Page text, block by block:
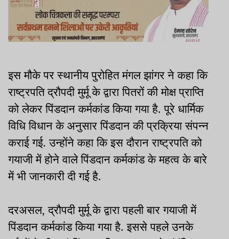
इस मौके पर स्थानीय पुरोहित मंगल झांगर ने कहा कि
राष्ट्रपति द्रौपदी मुर्मू के द्वारा पितरों की मोक्ष प्राप्ति
को लेकर पिंडदान कर्मकांड किया गया है. पूरे धार्मिक
विधि विधान के अनुसार पिंडदान की प्रक्रिया संपन्न
कराई गई. उन्होंने कहा कि इस दौरान राष्ट्रपति को
गयाजी में होने वाले पिंडदान कर्मकांड के महत्व के बारे
में भी जानकारी दी गई है.
दरअसल, द्रौपदी मुर्मू के द्वारा पहली बार गयाजी में
पिंडदान कर्मकांड किया गया है. इससे पहले उनके